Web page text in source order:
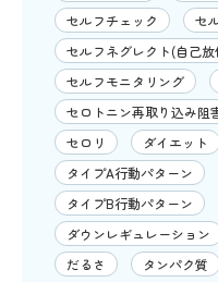
セルフチェック
セ
セルフネグレクト(自己放
セルフモニタリング
セロトニン再取り込み阻
セロリ
ダイエット
タイプA行動パターン
タイプB行動パターン
ダウンレギュレーション
だるさ
タンパク質